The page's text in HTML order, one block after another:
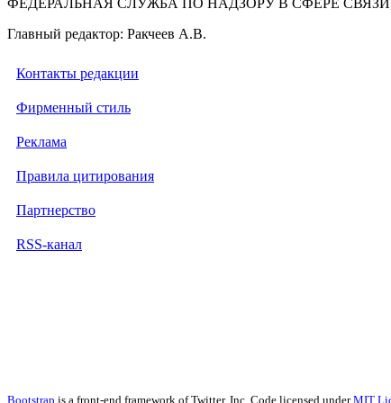
ФЕДЕРАЛЬНАЯ СЛУЖБА ПО НАДЗОРУ В СФЕРЕ
Главный редактор: Ракчеев А.В.
Контакты редакции
Фирменный стиль
Реклама
Правила цитирования
Партнерство
RSS-канал
Bootstrap is a front-end framework of Twitter, Inc. Code licensed underMIT